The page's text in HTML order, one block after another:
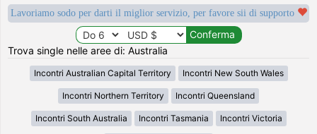
Lavoriamo sodo per darti il miglior servizio, per favore sii di supporto
Trova single nelle aree di: Australia
Incontri Australian Capital Territory Incontri New South Wales
Incontri Northern Territory Incontri Queensland
Incontri South Australia Incontri Tasmania Incontri Victoria